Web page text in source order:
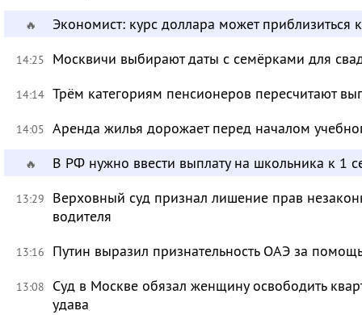
🔥 Экономист: курс доллара может приблизиться
14:25 Москвичи выбирают даты с семёрками для
14:14 Трём категориям пенсионеров пересчитают
14:05 Аренда жилья дорожает перед началом
🔥 В РФ нужно ввести выплату на школьника к 1
13:29
Верховный суд признал лишение прав
водителя
13:16 Путин выразил признательность ОАЭ за
13:08
Суд в Москве обязал женщину освободить
удава